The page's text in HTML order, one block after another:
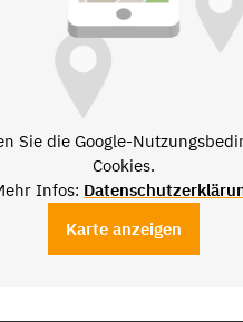
Sie die Google-
Cookies.
Infos:
Karte anzeigen